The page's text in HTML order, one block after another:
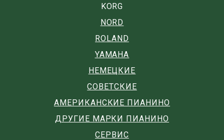
KORG
NORD
ROLAND
YAMAHA
НЕМЕЦКИЕ
СОВЕТСКИЕ
АМЕРИКАНСКИЕ ПИАНИНО
ДРУГИЕ МАРКИ ПИАНИНО
СЕРВИС